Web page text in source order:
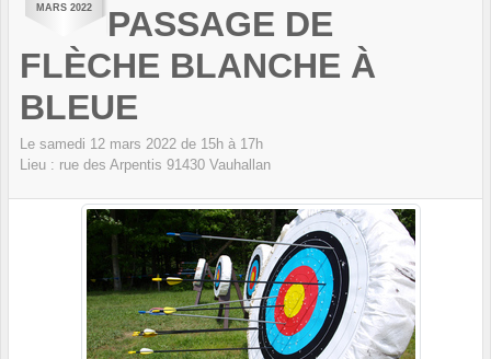
MARS 2022
PASSAGE DE
FLÈCHE BLANCHE À
BLEUE
Le samedi 12 mars 2022 de 15h à 17h
Lieu : rue des Arpentis 91430 Vauhallan